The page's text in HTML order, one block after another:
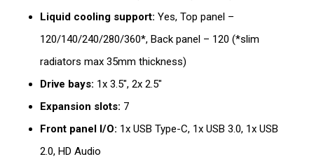
Liquid cooling support: Yes, Top panel –
120/140/240/280/360*, Back panel – 120 (*slim
radiators max 35mm thickness)
Drive bays: 1x 3.5″, 2x 2.5″
Expansion slots: 7
Front panel I/O: 1x USB Type-C, 1x USB 3.0, 1x USB
2.0, HD Audio